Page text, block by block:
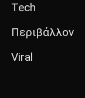
Tech
Περιβάλλον
Viral